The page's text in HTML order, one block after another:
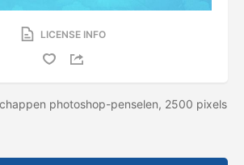
LICENSE INFO
photoshop-penselen, 2500 pixels